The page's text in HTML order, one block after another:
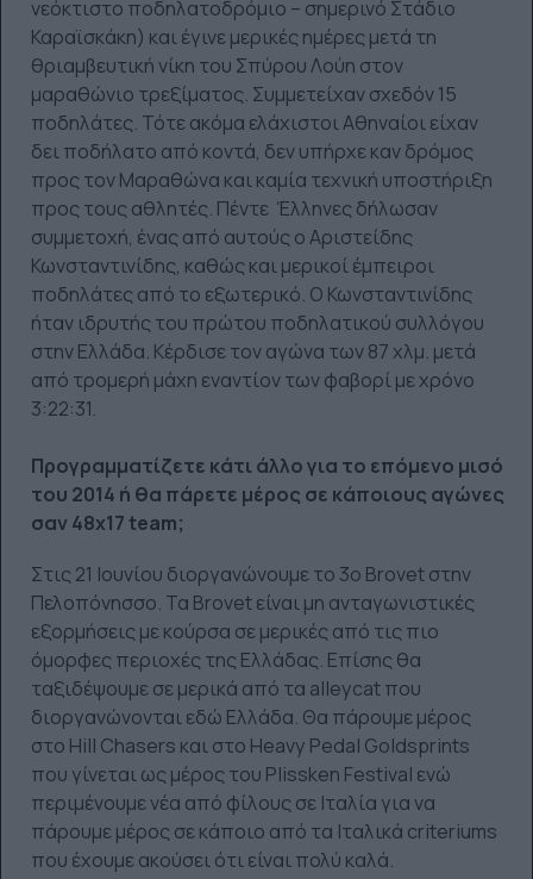
νεόκτιστο ποδηλατοδρόμιο – σημερινό Στάδιο
Καραϊσκάκη) και έγινε μερικές ημέρες μετά τη
θριαμβευτική νίκη του Σπύρου Λούη στον
μαραθώνιο τρεξίματος. Συμμετείχαν σχεδόν 15
ποδηλάτες. Τότε ακόμα ελάχιστοι Αθηναίοι είχαν
δει ποδήλατο από κοντά, δεν υπήρχε καν δρόμος
προς τον Μαραθώνα και καμία τεχνική υποστήριξη
προς τους αθλητές. Πέντε Έλληνες δήλωσαν
συμμετοχή, ένας από αυτούς ο Αριστείδης
Κωνσταντινίδης, καθώς και μερικοί έμπειροι
ποδηλάτες από το εξωτερικό. Ο Κωνσταντινίδης
ήταν ιδρυτής του πρώτου ποδηλατικού συλλόγου
στην Ελλάδα. Κέρδισε τον αγώνα των 87 χλμ. μετά
από τρομερή μάχη εναντίον των φαβορί με χρόνο
3:22:31.
Προγραμματίζετε κάτι άλλο για το επόμενο μισό
του 2014 ή θα πάρετε μέρος σε κάποιους αγώνες
σαν 48x17 team;
Στις 21 Ιουνίου διοργανώνουμε το 3ο Brovet στην
Πελοπόνησσο. Τα Brovet είναι μη ανταγωνιστικές
εξορμήσεις με κούρσα σε μερικές από τις πιο
όμορφες περιοχές της Ελλάδας. Επίσης θα
ταξιδέψουμε σε μερικά από τα alleycat που
διοργανώνονται εδώ Ελλάδα. Θα πάρουμε μέρος
στο Hill Chasers και στο Heavy Pedal Goldsprints
που γίνεται ως μέρος του Plissken Festival ενώ
περιμένουμε νέα από φίλους σε Ιταλία για να
πάρουμε μέρος σε κάποιο από τα Ιταλικά criteriums
που έχουμε ακούσει ότι είναι πολύ καλά.